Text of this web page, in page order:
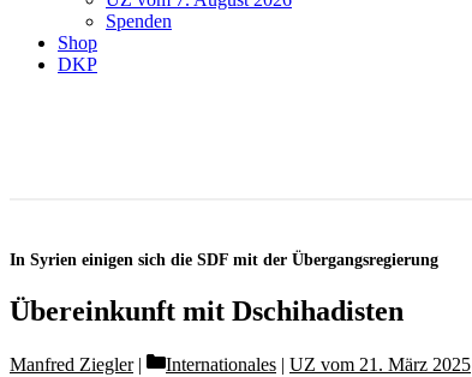
Spenden
Shop
DKP
In Syrien einigen sich die SDF mit der Übergangsregierung
Übereinkunft mit Dschihadisten
Manfred Ziegler Categories
Internationales | UZ vom 21. März 2025